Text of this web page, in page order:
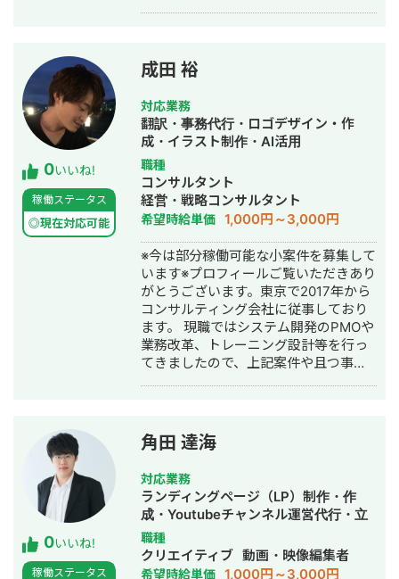
0いいね!
稼働ステータス
◎現在対応可能
成田 裕
対応業務
翻訳・事務代行・ロゴデザイン・作
成・イラスト制作・AI活用
職種
コンサルタント
経営・戦略コンサルタント
希望時給単価 1,000円～3,000円
※今は部分稼働可能な小案件を募集して
います※プロフィールご覧いただきあり
がとうございます。東京で2017年から
コンサルティング会社に従事しており
ます。 現職ではシステム開発のPMOや
業務改革、トレーニング設計等を行っ
てきましたので、上記案件や且つ事務
編集/飲食店のメニュー作成/会社・個人
のロゴ製作/提案書・発表用資料作成等
のデザイン全般業務を請け負い、チー
ム内のデザイナーでまわしておりま
す。デザインという大きな枠組みから
解決策をご提案する機会もあり、コン
サルティングの仕事と大きなシナジー
を生んでいると自負しております。 と
0いいね!
稼働ステータス
角田 達海
対応業務
ランディングページ（LP）制作・作
成・Youtubeチャンネル運営代行・立
ち上げ・SNS運用代行・キャスティン
グ・ホームページ制作・作成・バナー
制作・デザイン・イラスト制作・動画
職種
クリエイティブ 動画・映像編集者
希望時給単価 1,000円～3,000円